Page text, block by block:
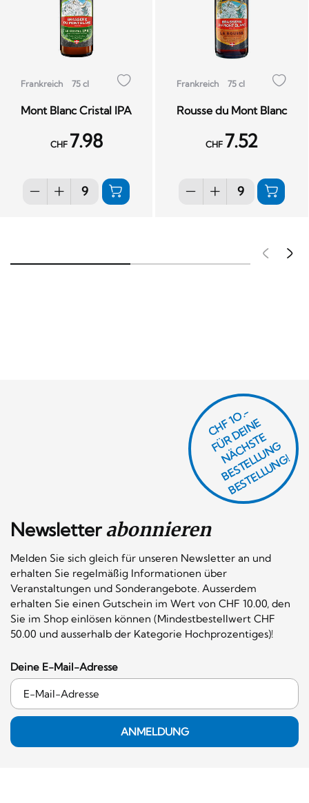
Frankreich 75 cl
Mont Blanc Cristal IPA
CHF 7.98
Frankreich 75 cl
Rousse du Mont Blanc
CHF 7.52
Newsletterabonnieren
Melden Sie sich gleich für unseren Newsletter an und
erhalten Sie regelmäßig Informationen über
Veranstaltungen und Sonderangebote. Ausserdem
erhalten Sie einen Gutschein im Wert von CHF 10.00, den
Sie im Shop einlösen können (Mindestbestellwert CHF
50.00 und ausserhalb der Kategorie Hochprozentiges)!
CHF 1O.-
F
Ü
R
D
EI
N
E
N
Ä
C
H
S
T
E
B
E
S
T
E
L
L
U
N
G
B
E
S
T
E
L
L
U
N
G!
Deine E-Mail-Adresse
ANMELDUNG